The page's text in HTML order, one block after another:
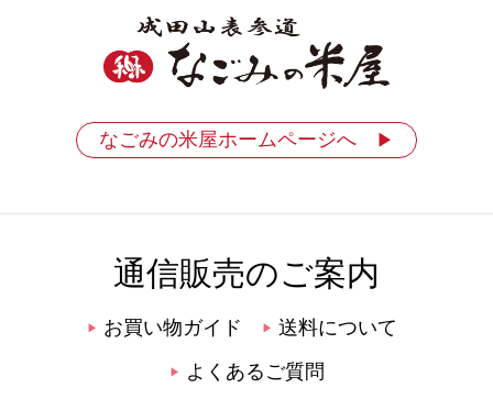
なごみの米屋ホームページへ ▶
通信販売のご案内
▶ お買い物ガイド ▶ 送料について
▶ よくあるご質問